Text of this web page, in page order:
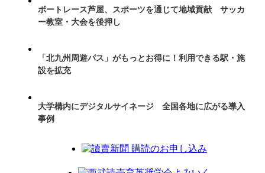
ボートレース芦屋、スポーツを通じて地域貢献 サッカ
ー教室・大会を後押し
「北九州周遊パス」がもっとお得に！利用できる駅・施
設を拡充
大学構内にデジタルサイネージ 全国各地に広がる導入
事例